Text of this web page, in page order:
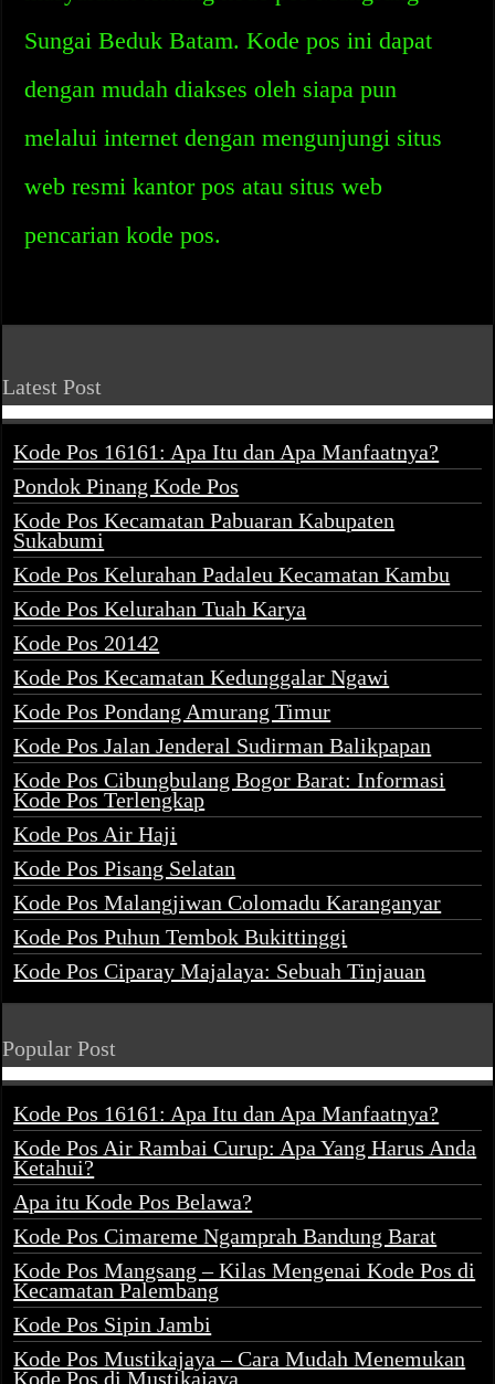
Sungai Beduk Batam. Kode pos ini dapat
dengan mudah diakses oleh siapa pun
melalui internet dengan mengunjungi situs
web resmi kantor pos atau situs web
pencarian kode pos.
Latest Post
Kode Pos 16161: Apa Itu dan Apa Manfaatnya?
Pondok Pinang Kode Pos
Kode Pos Kecamatan Pabuaran Kabupaten
Sukabumi
Kode Pos Kelurahan Padaleu Kecamatan Kambu
Kode Pos Kelurahan Tuah Karya
Kode Pos 20142
Kode Pos Kecamatan Kedunggalar Ngawi
Kode Pos Pondang Amurang Timur
Kode Pos Jalan Jenderal Sudirman Balikpapan
Kode Pos Cibungbulang Bogor Barat: Informasi
Kode Pos Terlengkap
Kode Pos Air Haji
Kode Pos Pisang Selatan
Kode Pos Malangjiwan Colomadu Karanganyar
Kode Pos Puhun Tembok Bukittinggi
Kode Pos Ciparay Majalaya: Sebuah Tinjauan
Popular Post
Kode Pos 16161: Apa Itu dan Apa Manfaatnya?
Kode Pos Air Rambai Curup: Apa Yang Harus Anda
Ketahui?
Apa itu Kode Pos Belawa?
Kode Pos Cimareme Ngamprah Bandung Barat
Kode Pos Mangsang – Kilas Mengenai Kode Pos di
Kecamatan Palembang
Kode Pos Sipin Jambi
Kode Pos Mustikajaya – Cara Mudah Menemukan
Kode Pos di Mustikajaya